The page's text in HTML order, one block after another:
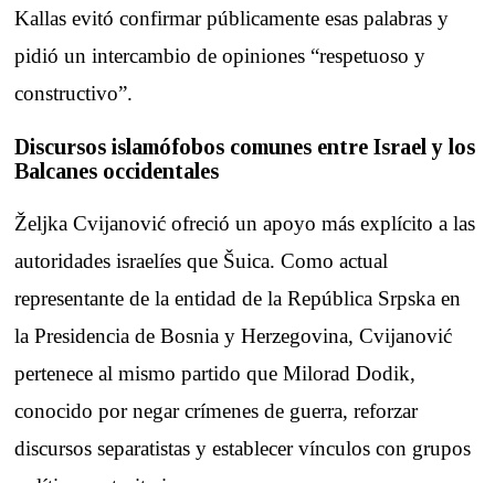
Kallas evitó confirmar públicamente esas palabras y
pidió un intercambio de opiniones “respetuoso y
constructivo”.
Discursos islamófobos comunes entre Israel y los
Balcanes occidentales
Željka Cvijanović ofreció un apoyo más explícito a las
autoridades israelíes que Šuica. Como actual
representante de la entidad de la República Srpska en
la Presidencia de Bosnia y Herzegovina, Cvijanović
pertenece al mismo partido que Milorad Dodik,
conocido por negar crímenes de guerra, reforzar
discursos separatistas y establecer vínculos con grupos